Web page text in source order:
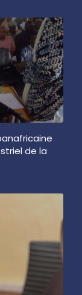
de la